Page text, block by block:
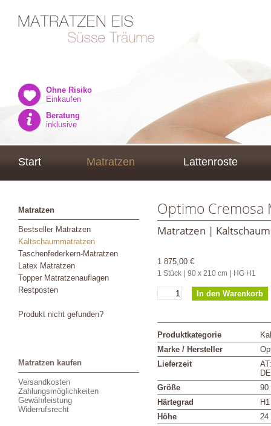
Ohne Risiko
Einkaufen
Beratung
inklusive
Start Matratzen Lattenroste
Matratzen
Bestseller Matratzen
Kaltschaummatratzen
Taschenfederkern-Matratzen
Latex Matratzen
Topper Matratzenauflagen
Restposten
Produkt nicht gefunden?
Matratzen kaufen
Versandkosten
Zahlungsmöglichkeiten
Gewährleistung
Widerrufsrecht
Optimo Cremosa
Matratzen |
1 875,00 €
1 Stück | 90 x 210 cm | HG H1
Produktkategorie
Marke / Hersteller
Lieferzeit
Größe
90
Härtegrad
H1
Höhe
24